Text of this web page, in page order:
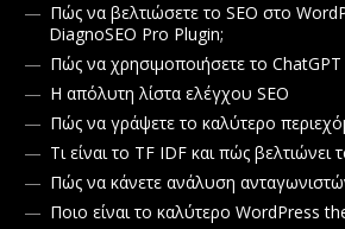
Πώς να βελτιώσετε το SEO στο
DiagnoSEO Pro Plugin;
Πώς να χρησιμοποιήσετε το ChatGPT
Η απόλυτη λίστα ελέγχου SEO
Πώς να γράψετε το καλύτερο
Τι είναι το TF IDF και πώς βελτιώνει
Πώς να κάνετε ανάλυση
Ποιο είναι το καλύτερο WordPress